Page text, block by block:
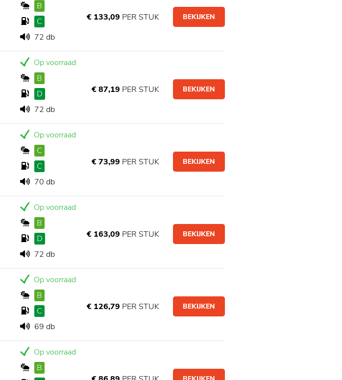
B
C
72 db
€ 133,09 PER STUK BEKIJKEN
Op voorraad
B
D
72 db
€ 87,19 PER STUK BEKIJKEN
Op voorraad
C
C
70 db
€ 73,99 PER STUK BEKIJKEN
Op voorraad
B
D
72 db
€ 163,09 PER STUK BEKIJKEN
Op voorraad
B
C
69 db
€ 126,79 PER STUK BEKIJKEN
Op voorraad
B